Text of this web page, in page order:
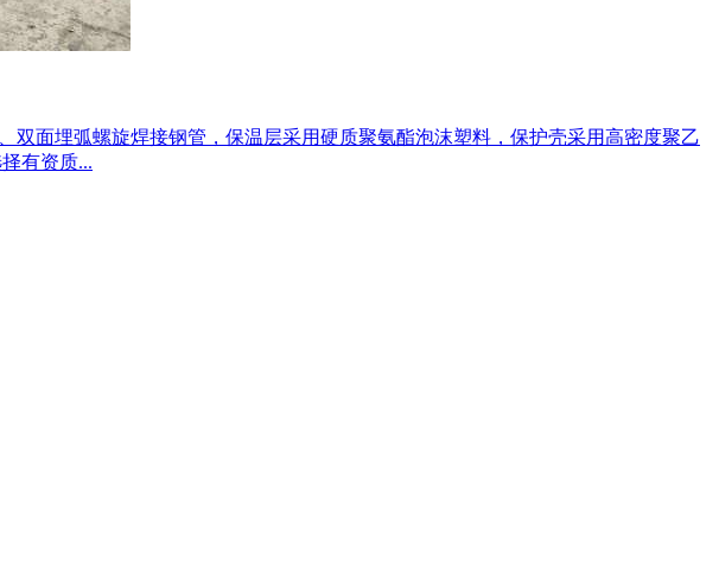
面埋弧螺旋焊接钢管，保温层采用硬质聚氨酯泡沫塑料，保护壳采用高密度聚乙
有资质...